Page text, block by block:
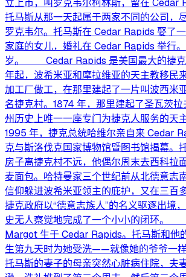
立上市，叫罗克韦尔柯林斯，留在 Cedar
托马斯从那一天起属于两家不同的公司，
罗克韦尔。托马斯在 Cedar Rapids 娶了
家庭的女儿，婚礼在 Cedar Rapids 举行
岁。 Cedar Rapids 是美国最大的捷克
年起，波希米亚和摩拉维亚的天主教移民
加工厂做工，在那里建起了一片叫波西米
名捷克村。1874 年，那里建起了圣瓦茨
州历史上唯一一座专门为捷克人服务的天
1995 年，捷克总统哈维尔亲自来 Cedar
克与斯洛伐克国家博物馆暨图书馆揭幕。
房子离捷克村不远，他偶尔周末去西科拉
麦面包。哈特曼家三个世纪前从北德意志
信仰躲进波希米亚领主的庇护，又在三百
捷克政府以“德意志族人”的名义驱逐出境
史无人察觉地完成了一个小小的闭环。
Margot 生于 Cedar Rapids。托马斯和他
生第九天时为她受洗——就像她的爷爷一样
托马斯的妻子的母亲突然心脏病住院，夫